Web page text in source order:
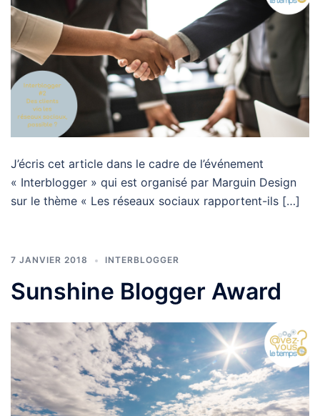
J’écris cet article dans le cadre de l’événement
« Interblogger » qui est organisé par Marguin Design
sur le thème « Les réseaux sociaux rapportent-ils […]
7 JANVIER 2018 INTERBLOGGER
Sunshine Blogger Award